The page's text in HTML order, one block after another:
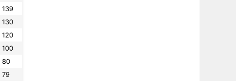
139
130
120
100
80
79